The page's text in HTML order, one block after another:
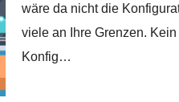
wäre da nicht die
viele an Ihre Grenzen.
Konfig…